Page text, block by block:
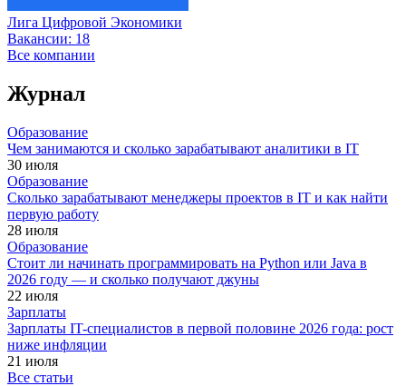
Лига Цифровой Экономики
Вакансии: 18
Все компании
Журнал
Образование
Чем занимаются и сколько зарабатывают аналитики в IT
30 июля
Образование
Сколько зарабатывают менеджеры проектов в IT и как найти
первую работу
28 июля
Образование
Стоит ли начинать программировать на Python или Java в
2026 году — и сколько получают джуны
22 июля
Зарплаты
Зарплаты IT-специалистов в первой половине 2026 года: рост
ниже инфляции
21 июля
Все статьи